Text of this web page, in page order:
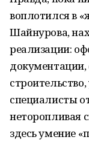
воплотился в
Шайнурова,
реализации:
специалисты
неторопливая
здесь умение